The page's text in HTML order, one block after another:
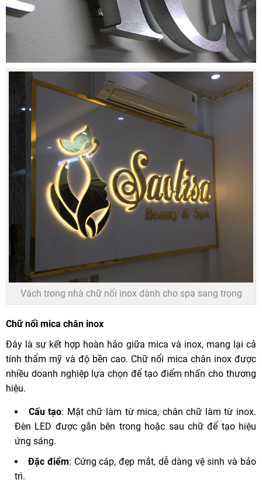
Vách trong nhà chữ nổi inox dành cho spa sang trọng
Chữ nổi mica chân inox
Đây là sự kết hợp hoàn hảo giữa mica và inox, mang lại cả
tính thẩm mỹ và độ bền cao. Chữ nổi mica chân inox được
nhiều doanh nghiệp lựa chọn để tạo điểm nhấn cho thương
hiệu.
Cấu tạo: Mặt chữ làm từ mica, chân chữ làm từ inox.
Đèn LED được gắn bên trong hoặc sau chữ để tạo hiệu
ứng sáng.
Đặc điểm: Cứng cáp, đẹp mắt, dễ dàng vệ sinh và bảo
trì.